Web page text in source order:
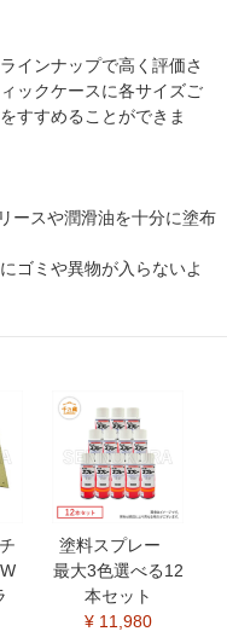
インナップで高く評価さ
ックケースに各サイズご
すすめることができま
ースや潤滑油を十分に塗布
ゴミや異物が入らないよ
塗料スプレー
最大3色選べる12
本セット
¥ 11,980